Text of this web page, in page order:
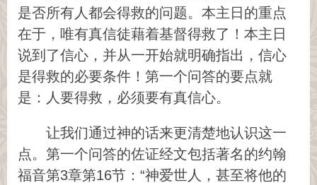
是否所有人都会得救的问题。本主日的重点
在于，唯有真信徒藉着基督得救了！本主日
说到了信心，并从一开始就明确指出，信心
是得救的必要条件！第一个问答的要点就
是：人要得救，必须要有真信心。
让我们通过神的话来更清楚地认识这一
点。第一个问答的佐证经文包括著名的约翰
福音第3章第16节：“神爱世人，甚至将他的